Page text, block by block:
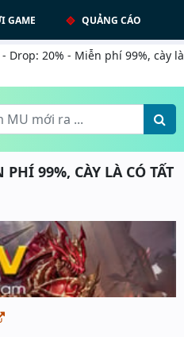
GAME QUẢNG CÁO
Drop: 20% - Miễn phí 99%, cày là
99%, CÀY LÀ CÓ TẤT